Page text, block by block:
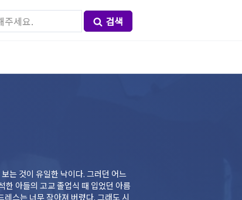
검색
는 것이 유일한 낙이다. 그러던 어느
한 아들의 고교 졸업식 때 입었던 아름
스는 너무 작아져 버렸다. 그래도 시